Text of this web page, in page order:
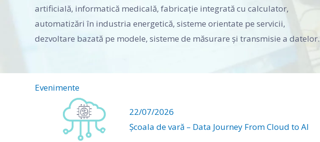
artificială, informatică medicală, fabricaţie integrată cu calculator,
automatizări în industria energetică, sisteme orientate pe servicii,
dezvoltare bazată pe modele, sisteme de măsurare şi transmisie a datelor.
Evenimente
22/07/2026
Școala de vară – Data Journey From Cloud to AI